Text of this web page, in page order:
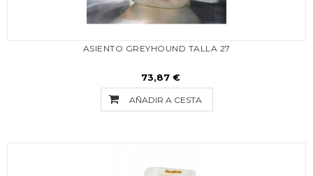
ASIENTO GREYHOUND TALLA 27
73,87 €
AÑADIR A CESTA